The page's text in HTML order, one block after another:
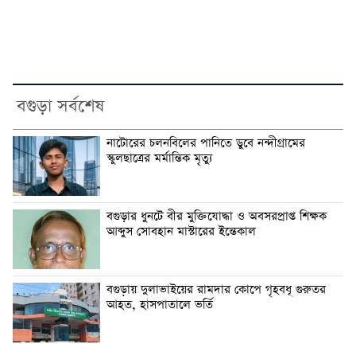
বগুড়া সর্বশেষ
নাটোরের চলনবিলের পানিতে ডুবে নন্দীগ্রামের
স্কুলছাত্রের মর্মান্তিক মৃত্যু
বগুড়ার ধুনটে বীর মুক্তিযোদ্ধা ও অবসরপ্রাপ্ত শিক্ষক
আব্দুস সোবহান মাস্টারের ইন্তেকাল
বগুড়ায় দুলাভাইয়ের রামদার কোপে গৃহবধূ গুরুতর
আহত, হাসপাতালে ভর্তি